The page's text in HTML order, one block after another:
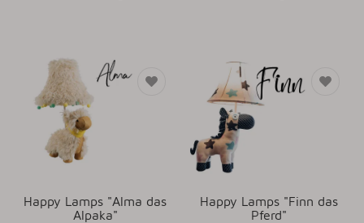
Happy Lamps "Alma das
Alpaka"
Happy Lamps "Finn das
Pferd"